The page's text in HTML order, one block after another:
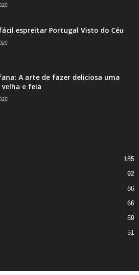
espreitar Portugal Visto do Céu
A arte de fazer deliciosa uma
velha e feia
185
92
86
66
59
51